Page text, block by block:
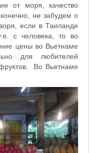
от моря, качество
не забудем о
если в Таиланде
с человека, то во
цены во Вьетнаме
для любителей
Во Вьетнаме